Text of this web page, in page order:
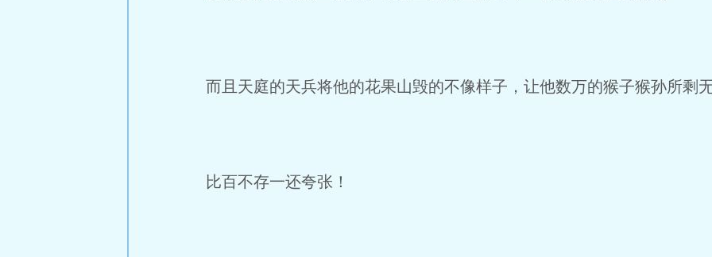
而且天庭的天兵将他的花果山毁的不像样子，让他数万的猴子猴孙所剩
比百不存一还夸张！